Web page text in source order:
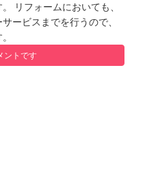
リフォームにおいても、
ービスまでを行うので、
ントです